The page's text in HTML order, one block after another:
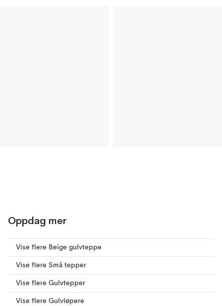
Oppdag mer
Vise flere Beige gulvteppe
Vise flere Små tepper
Vise flere Gulvtepper
Vise flere Gulvløpere